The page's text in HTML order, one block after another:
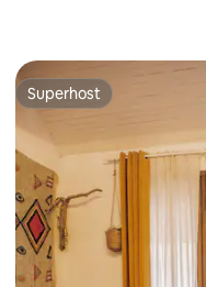
Superhost
Superhost